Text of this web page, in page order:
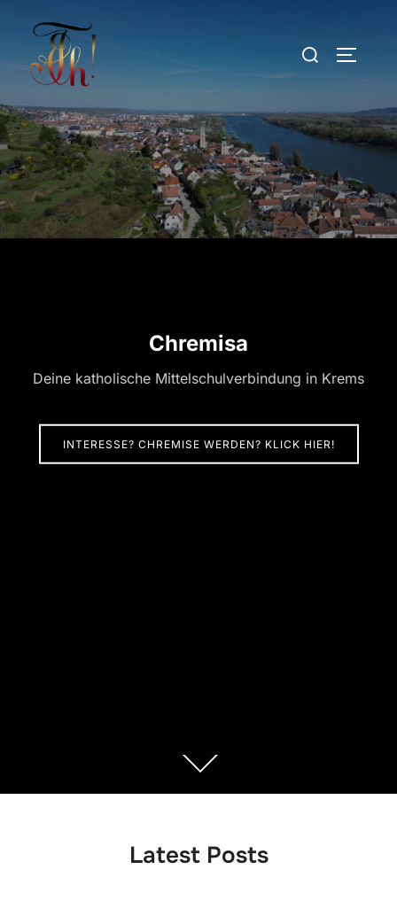
content
Search
for:
Chremisa
Deine katholische Mittelschulverbindung in Krems
INTERESSE? CHREMISE WERDEN? KLICK HIER!
Scroll
down
Latest Posts